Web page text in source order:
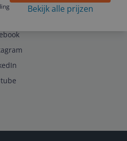
Bekijk alle prijzen